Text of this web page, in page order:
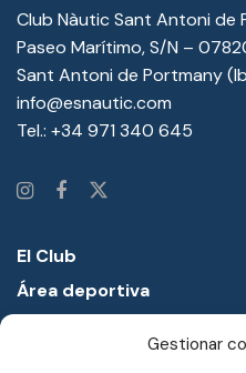
Gestionar
Club Nàutic Sant Antoni de
Paseo Marítimo, S/N –
Sant Antoni de Portmany
info@esnautic.com
Tel.: +34 971 340 645
El Club
Área deportiva